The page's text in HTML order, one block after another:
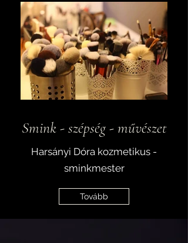
Smink - szépség - művészet
Harsányi Dóra kozmetikus -
sminkmester
Tovább